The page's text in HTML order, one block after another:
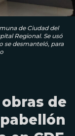
de Ciudad del
Regional. Se usó
se desmanteló, para
de